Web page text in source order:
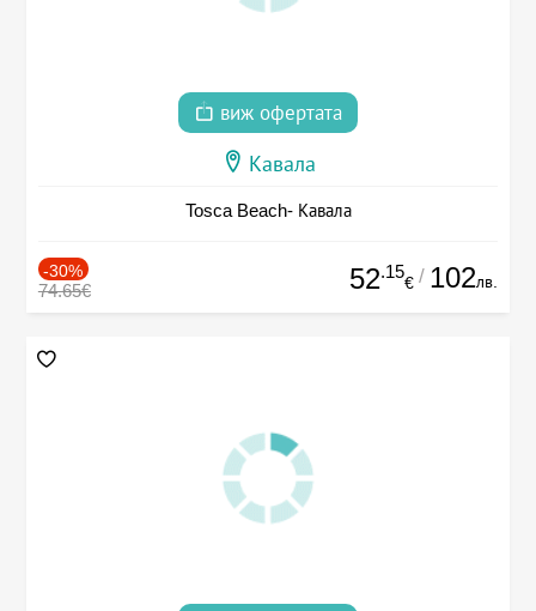
виж офертата
Кавала
Tosca Beach- Кавала
-30%
74.65€ 52.15
€ / 102лв.